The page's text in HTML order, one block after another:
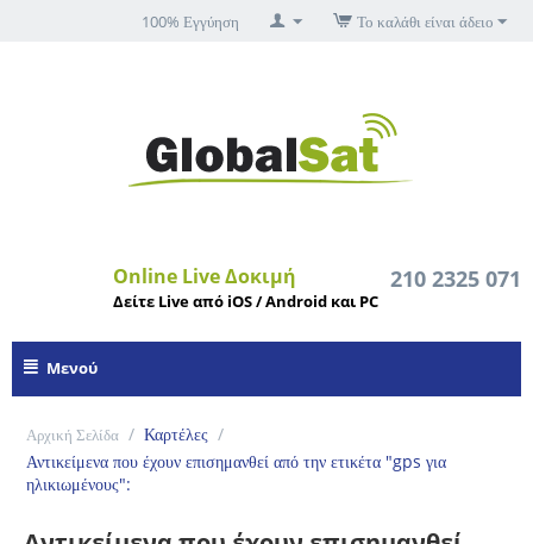
Το καλάθι είναι άδειο
100% Εγγύηση
210 2325 071
Online Live Δοκιμή
Δείτε Live από iOS / Android και PC
Μενού
Αρχική Σελίδα / Καρτέλες /
Αντικείμενα που έχουν επισημανθεί από την ετικέτα "gps για
ηλικιωμένους":